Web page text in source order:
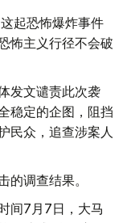
起恐怖爆炸事件
怖主义行径不会破
发文谴责此次袭
稳定的企图，阻挡
民众，追查涉案人
的调查结果。
间7月7日，大马